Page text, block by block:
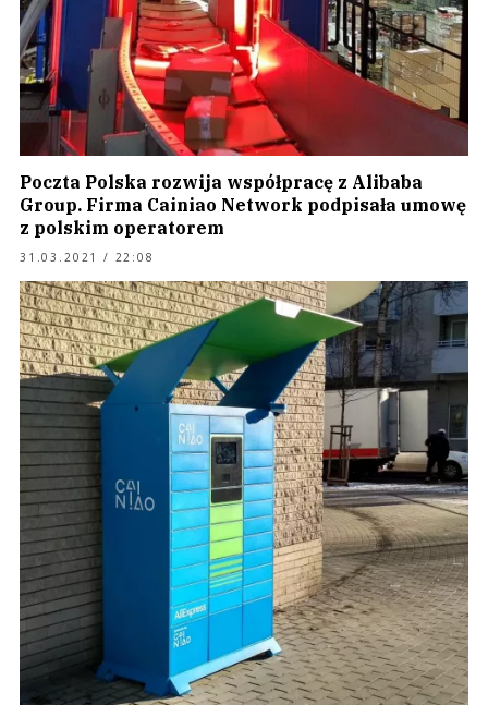
Poczta Polska rozwija współpracę z Alibaba
Group. Firma Cainiao Network podpisała umowę
z polskim operatorem
31.03.2021 / 22:08